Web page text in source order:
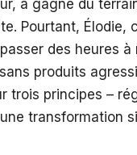
a gagné du
Pourtant, Élodie,
des heures
produits
trois principes –
transformation